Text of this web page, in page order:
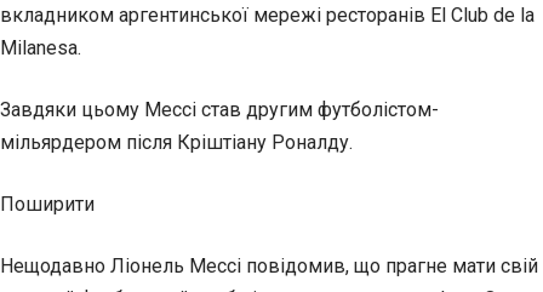
вкладником аргентинської мережі ресторанів El Club de la
Milanesa.
Завдяки цьому Мессі став другим футболістом-
мільярдером після Кріштіану Роналду.
Поширити
Нещодавно Ліонель Мессі повідомив, що прагне мати свій